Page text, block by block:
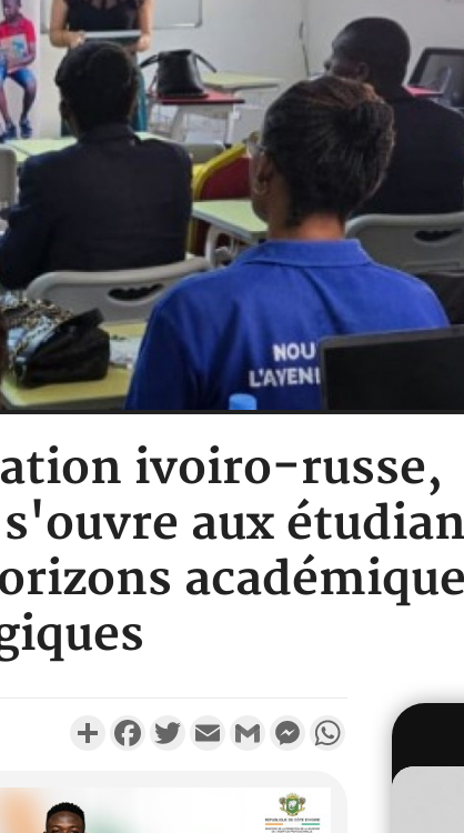
ivoiro-russe,
aux
PartagerFacebookTwitterEmail Gmail MessengerWhatsApp